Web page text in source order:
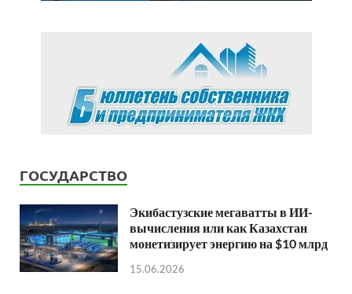
ГОСУДАРСТВО
Экибастузские мегаватты в ИИ-
вычисления или как Казахстан
монетизирует энергию на $10 млрд
15.06.2026